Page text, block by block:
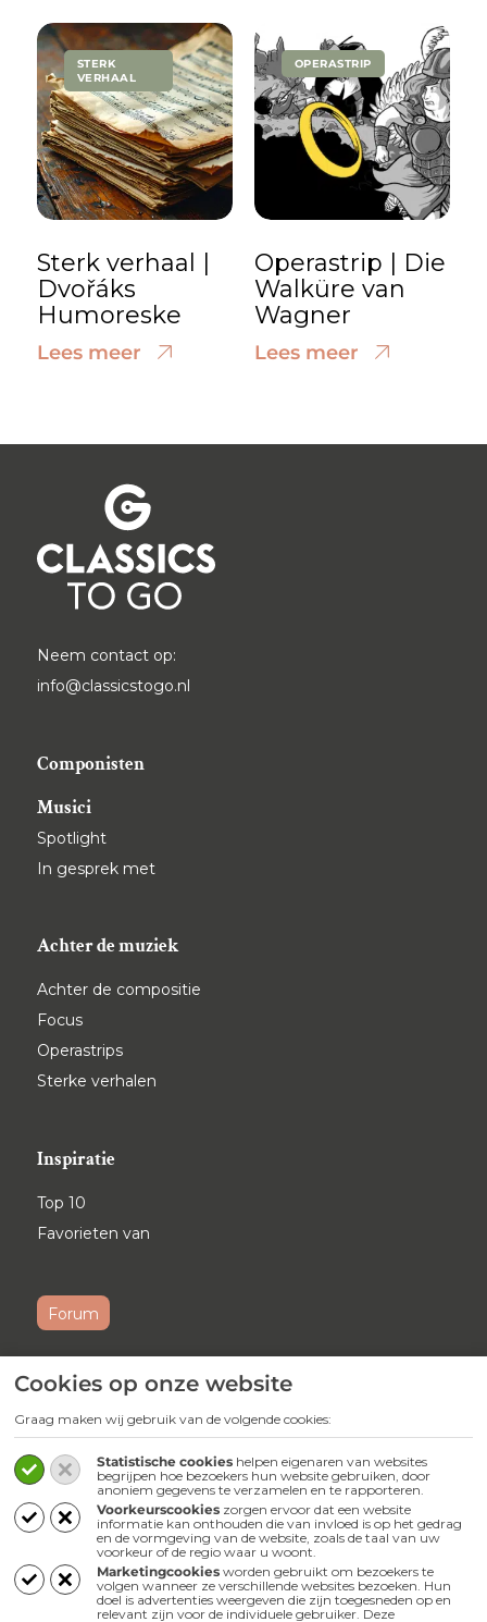
Cookies op onze website
Graag maken wij gebruik van de volgende cookies:
Statistische cookies helpen eigenaren van websites
begrijpen hoe bezoekers hun website gebruiken, door
anoniem gegevens te verzamelen en te rapporteren.
Voorkeurscookies zorgen ervoor dat een website
informatie kan onthouden die van invloed is op het gedrag
en de vormgeving van de website, zoals de taal van uw
voorkeur of de regio waar u woont.
Marketingcookies worden gebruikt om bezoekers te
volgen wanneer ze verschillende websites bezoeken. Hun
doel is advertenties weergeven die zijn toegesneden op en
relevant zijn voor de individuele gebruiker. Deze
STERK
VERHAAL
Sterk verhaal |
Dvořáks
Humoreske
Lees meer
OPERASTRIP
Operastrip | Die
Walküre van
Wagner
Lees meer
Neem contact op:
info@classicstogo.nl
Componisten
Musici
Spotlight
In gesprek met
Achter de muziek
Achter de compositie
Focus
Operastrips
Sterke verhalen
Inspiratie
Top 10
Favorieten van
Forum
Ontvang maandelijks onze
nieuwsbrief
Volg ons
Webwinkel